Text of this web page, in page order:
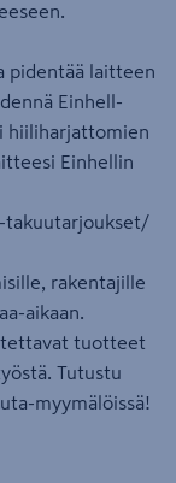
pidentää laitteen
Einhell-
hiiliharjattomien
Einhellin
rakentajille
aikaan.
tuotteet
Tutustu
myymälöissä!